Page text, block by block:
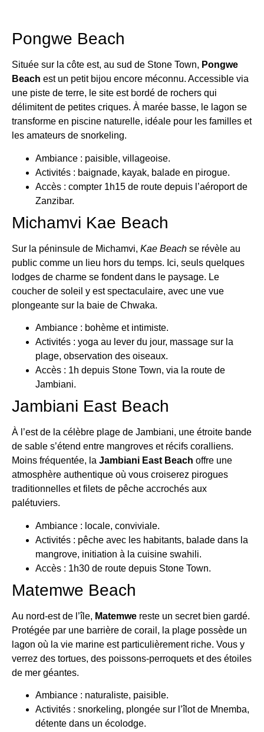
Pongwe Beach
Située sur la côte est, au sud de Stone Town, Pongwe
Beach est un petit bijou encore méconnu. Accessible via
une piste de terre, le site est bordé de rochers qui
délimitent de petites criques. À marée basse, le lagon se
transforme en piscine naturelle, idéale pour les familles et
les amateurs de snorkeling.
Ambiance : paisible, villageoise.
Activités : baignade, kayak, balade en pirogue.
Accès : compter 1h15 de route depuis l’aéroport de
Zanzibar.
Michamvi Kae Beach
Sur la péninsule de Michamvi, Kae Beach se révèle au
public comme un lieu hors du temps. Ici, seuls quelques
lodges de charme se fondent dans le paysage. Le
coucher de soleil y est spectaculaire, avec une vue
plongeante sur la baie de Chwaka.
Ambiance : bohème et intimiste.
Activités : yoga au lever du jour, massage sur la
plage, observation des oiseaux.
Accès : 1h depuis Stone Town, via la route de
Jambiani.
Jambiani East Beach
À l’est de la célèbre plage de Jambiani, une étroite bande
de sable s’étend entre mangroves et récifs coralliens.
Moins fréquentée, la Jambiani East Beach offre une
atmosphère authentique où vous croiserez pirogues
traditionnelles et filets de pêche accrochés aux
palétuviers.
Ambiance : locale, conviviale.
Activités : pêche avec les habitants, balade dans la
mangrove, initiation à la cuisine swahili.
Accès : 1h30 de route depuis Stone Town.
Matemwe Beach
Au nord-est de l’île, Matemwe reste un secret bien gardé.
Protégée par une barrière de corail, la plage possède un
lagon où la vie marine est particulièrement riche. Vous y
verrez des tortues, des poissons-perroquets et des étoiles
de mer géantes.
Ambiance : naturaliste, paisible.
Activités : snorkeling, plongée sur l’îlot de Mnemba,
détente dans un écolodge.